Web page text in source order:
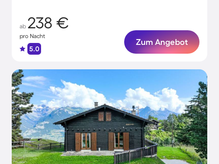
ab 238 €
pro Nacht
5.0
Zum Angebot